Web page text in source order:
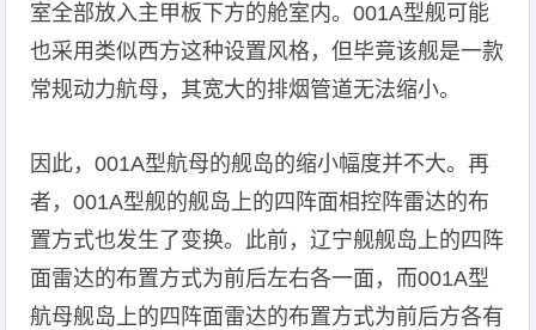
室全部放入主甲板下方的舱室内。001A型舰可能
也采用类似西方这种设置风格，但毕竟该舰是一款
常规动力航母，其宽大的排烟管道无法缩小。
因此，001A型航母的舰岛的缩小幅度并不大。再
者，001A型舰的舰岛上的四阵面相控阵雷达的布
置方式也发生了变换。此前，辽宁舰舰岛上的四阵
面雷达的布置方式为前后左右各一面，而001A型
航母舰岛上的四阵面雷达的布置方式为前后方各有